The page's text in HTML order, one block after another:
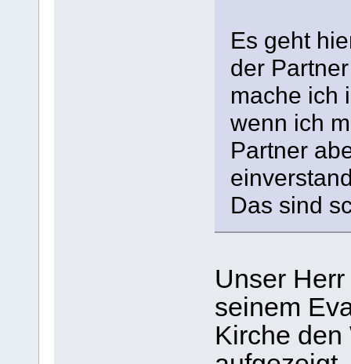
Es geht
der
mache ich
wenn ich
Partner
Das sind
Unser
seinem
Kirche